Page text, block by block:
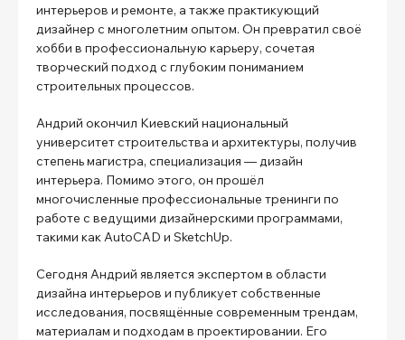
интерьеров и ремонте, а также практикующий
дизайнер с многолетним опытом. Он превратил своё
хобби в профессиональную карьеру, сочетая
творческий подход с глубоким пониманием
строительных процессов.
Андрий окончил Киевский национальный
университет строительства и архитектуры, получив
степень магистра, специализация — дизайн
интерьера. Помимо этого, он прошёл
многочисленные профессиональные тренинги по
работе с ведущими дизайнерскими программами,
такими как AutoCAD и SketchUp.
Сегодня Андрий является экспертом в области
дизайна интерьеров и публикует собственные
исследования, посвящённые современным трендам,
материалам и подходам в проектировании. Его